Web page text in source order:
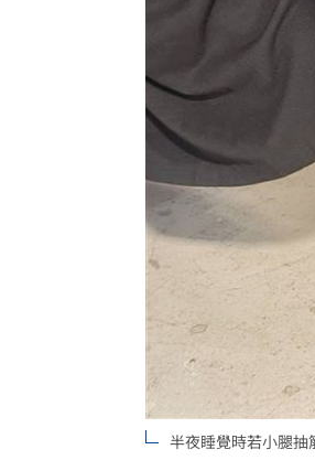
LIVE三立+24小時直
三立iNEWS新聞台
台彩父親節推新刮
商場戰國來臨 台中
「拍片人的多重宇
8國球員齊聚高雄
理想混蛋號召粉絲
半夜睡覺時若小腿抽